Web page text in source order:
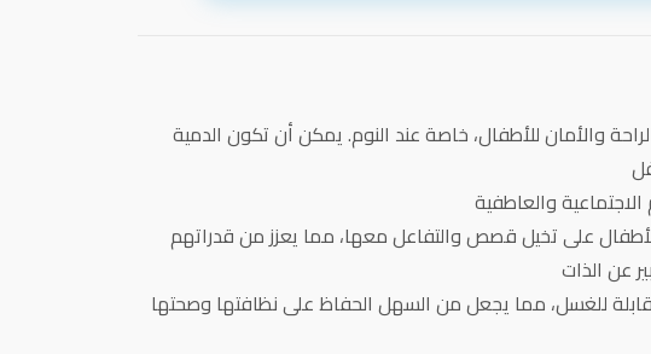
والأمان للأطفال، خاصة عند النوم. يمكن أن تكون الدمية
والعاطفية
على تخيل قصص والتفاعل معها، مما يعزز من قدراتهم
عن الذات
للغسل، مما يجعل من السهل الحفاظ على نظافتها وصحتها